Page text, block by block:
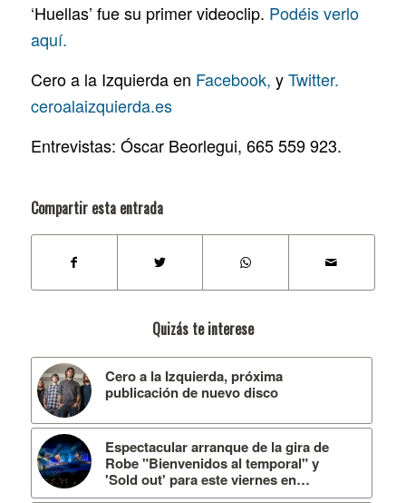
‘Huellas’ fue su primer videoclip. Podéis verlo
aquí.
Cero a la Izquierda en Facebook, yTwitter.
ceroalaizquierda.es
Entrevistas: Óscar Beorlegui, 665 559 923.
Compartir esta entrada
Quizás te interese
Cero a la Izquierda, próxima
publicación de nuevo disco
Espectacular arranque de la gira de
Robe "Bienvenidos al temporal" y
'Sold out' para este viernes en…